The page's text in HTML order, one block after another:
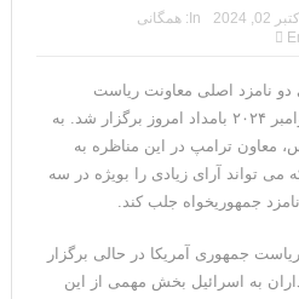
پیامی بازدارنده در برابر حکومت
برای ترامپ غیرقابل‌تحمل
موجب گستاخ‌تر شدن حکومت
اهداف متخاصم در نزدیکی جزیره
اکتبر 02, 2024 In:
همگانی
دو نامزد اصلی معاونت ریاست
جمهوری آمریکا در انتخابات ۵ نوامبر ۲۰۲۴ بامداد امروز برگزار شد. به
معاون ترامپ در این مناظره به
تواند آرای زیادی را بویژه در سه
جمهوریخواه جلب کند.
جمهوری آمریکا در حالی برگزار
به اسرائیل بخش مهمی از این